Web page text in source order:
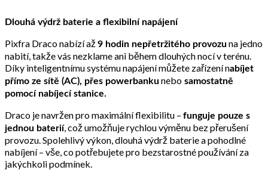
Dlouhá výdrž baterie a flexibilní napájení
Pixfra Draco nabízí až 9 hodin nepřetržitého provozu na jedno
nabití, takže vás nezklame ani během dlouhých nocí v terénu.
Díky inteligentnímu systému napájení můžete zařízení nabíjet
přímo ze sítě (AC), přes powerbanku nebo samostatně
pomocí nabíjecí stanice.
Draco je navržen pro maximální flexibilitu – funguje pouze s
jednou baterií, což umožňuje rychlou výměnu bez přerušení
provozu. Spolehlivý výkon, dlouhá výdrž baterie a pohodlné
nabíjení – vše, co potřebujete pro bezstarostné používání za
jakýchkoli podmínek.